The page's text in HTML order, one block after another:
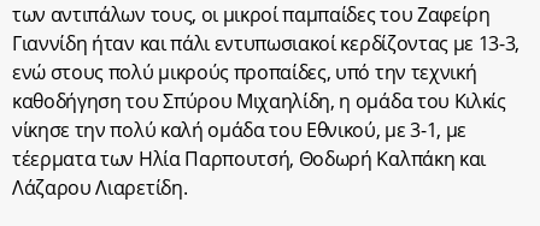
των αντιπάλων τους, οι μικροί παμπαίδες του Ζαφείρη
Γιαννίδη ήταν και πάλι εντυπωσιακοί κερδίζοντας με 13-3,
ενώ στους πολύ μικρούς προπαίδες, υπό την τεχνική
καθοδήγηση του Σπύρου Μιχαηλίδη, η ομάδα του Κιλκίς
νίκησε την πολύ καλή ομάδα του Εθνικού, με 3-1, με
τέερματα των Ηλία Παρπουτσή, Θοδωρή Καλπάκη και
Λάζαρου Λιαρετίδη.